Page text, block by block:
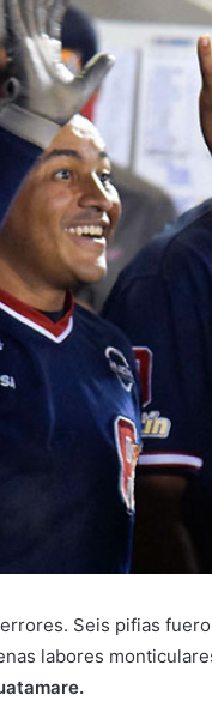
Seis pifias
labores